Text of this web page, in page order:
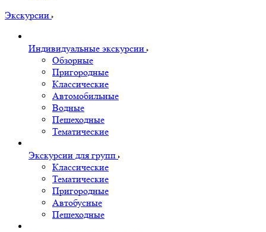
Экскурсии
Индивидуальные экскурсии
Обзорные
Пригородные
Классические
Автомобильные
Водные
Пешеходные
Тематические
Экскурсии для групп
Классические
Тематические
Пригородные
Автобусные
Пешеходные